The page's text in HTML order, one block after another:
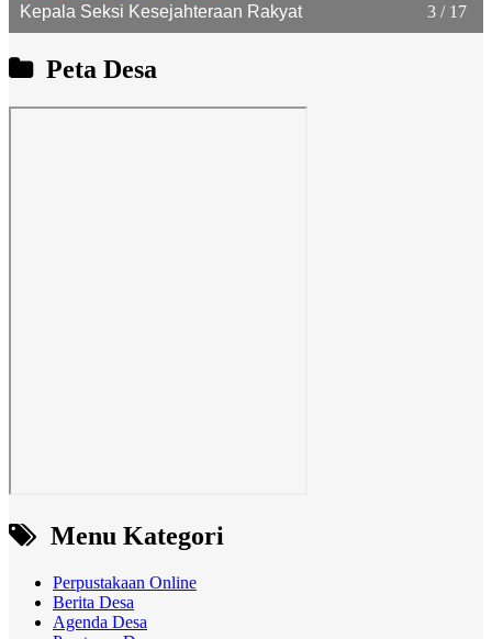
3 / 17
I WAYAN GEDE WIDIASA
Kepala Seksi Kesejahteraan Rakyat
Peta Desa
Menu Kategori
Perpustakaan Online
Berita Desa
Agenda Desa